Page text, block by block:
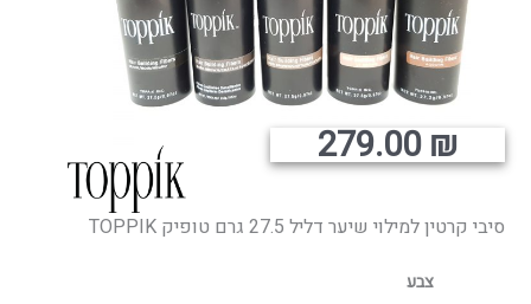
סיבי קרטין למילוי שיער דליל 27.5 גרם טופיק TOPPIK
279.00₪
צבע